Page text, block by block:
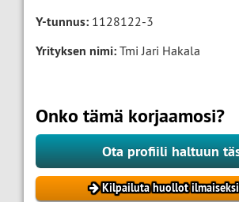
Y-tunnus: 1128122-3
Yrityksen nimi: Tmi Jari Hakala
Onko tämä korjaamosi?
Ota profiili haltuun
Kilpailuta huollot